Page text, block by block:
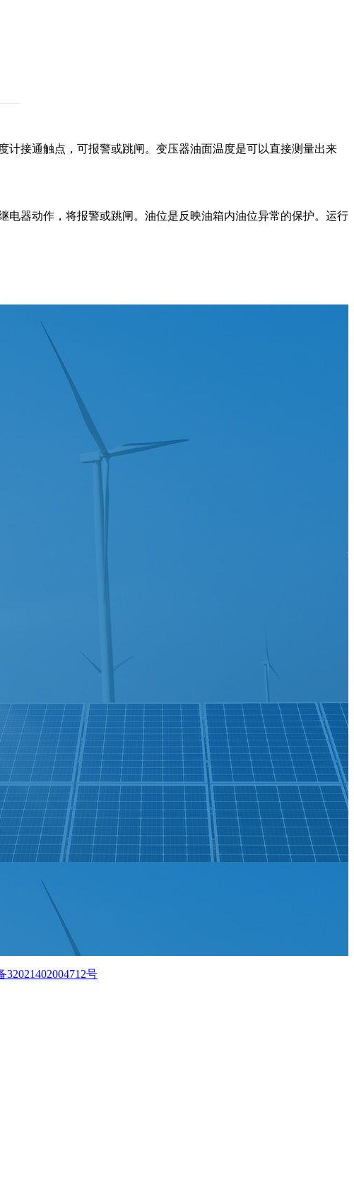
接通触点，可报警或跳闸。变压器油面温度是可以直接测量出来
器动作，将报警或跳闸。油位是反映油箱内油位异常的保护。运行
32021402004712号